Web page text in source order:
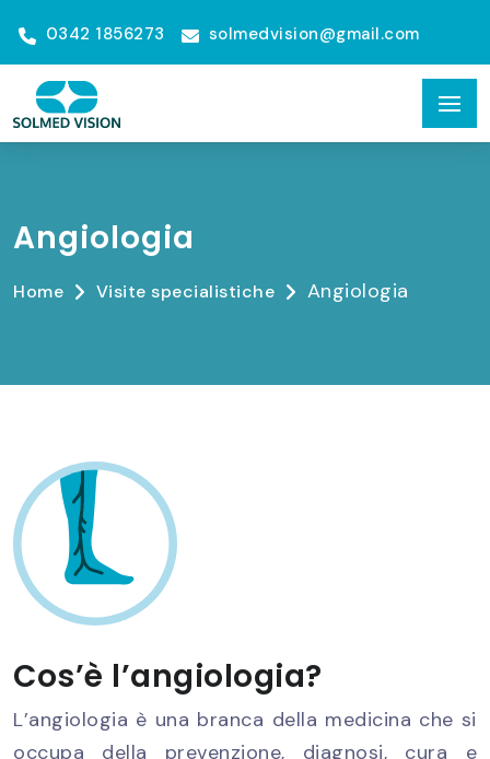
0342 1856273 solmedvision@gmail.com
Angiologia
Home Visite specialistiche Angiologia
Cos’è l’angiologia?
L’angiologia è una branca della medicina che si
occupa della prevenzione, diagnosi, cura e